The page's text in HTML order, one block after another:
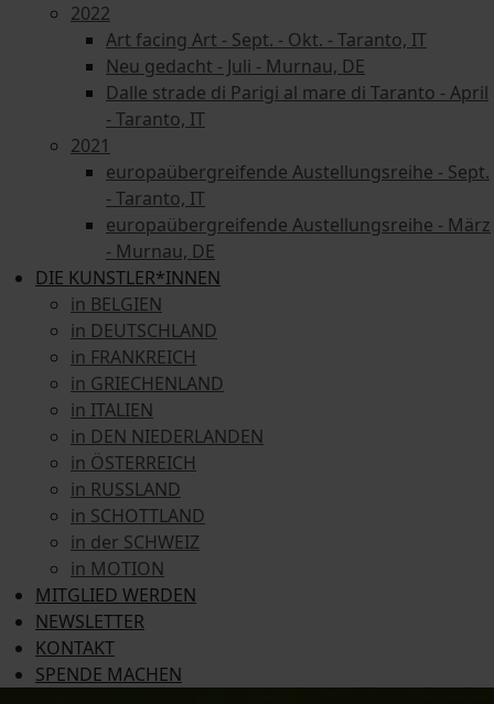
2022
Art facing Art - Sept. - Okt. - Taranto, IT
Neu gedacht - Juli - Murnau, DE
Dalle strade di Parigi al mare di Taranto - April
- Taranto, IT
2021
europaübergreifende Austellungsreihe - Sept.
- Taranto, IT
europaübergreifende Austellungsreihe - März
- Murnau, DE
DIE KUNSTLER*INNEN
in BELGIEN
in DEUTSCHLAND
in FRANKREICH
in GRIECHENLAND
in ITALIEN
in DEN NIEDERLANDEN
in ÖSTERREICH
in RUSSLAND
in SCHOTTLAND
in der SCHWEIZ
in MOTION
MITGLIED WERDEN
NEWSLETTER
KONTAKT
SPENDE MACHEN